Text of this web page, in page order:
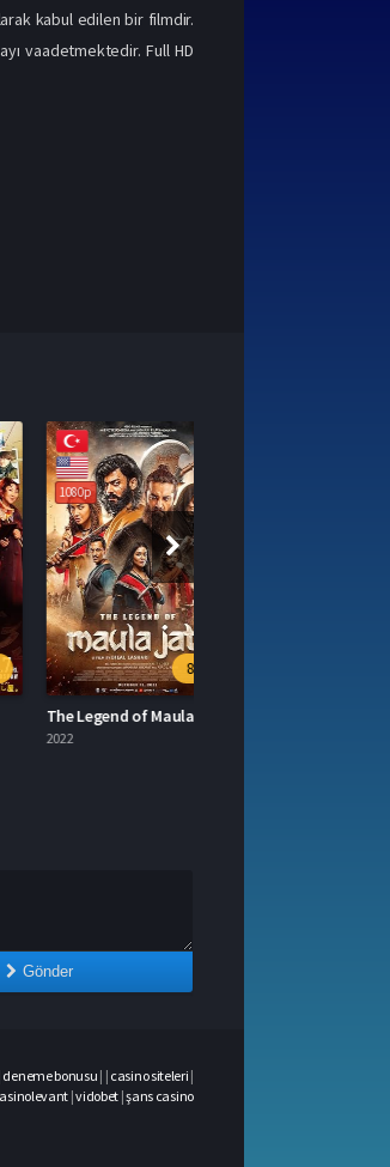
kabul edilen bir filmdir.
vaadetmektedir. Full HD
1080p
8.6
The Legend of Maula Jatt izle
Gönder
deneme bonusu | | casino siteleri |
|vidobet |şans casino